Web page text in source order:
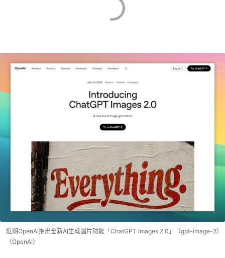
近期OpenAI推出全新AI生成圖片功能「ChatGPT Images 2.0」（gpt-image-2）
（OpenAI）